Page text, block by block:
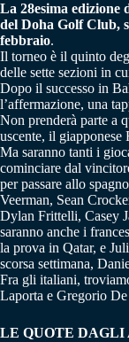
La 28esima edizione
del Doha Golf Club,
febbraio.
Il torneo è il quinto
delle sette sezioni in
Dopo il successo in
l’affermazione, una
Non prenderà parte a
uscente, il
Ma saranno tanti i
cominciare dal
per passare allo
Veerman, Sean
Dylan Frittelli, Casey
saranno anche i
la prova in Qatar, e
scorsa settimana,
Fra gli italiani,
Laporta e Gregorio
LE QUOTE DAGLI